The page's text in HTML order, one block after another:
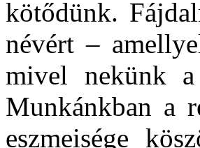
kötődünk.
névért –
mivel nekünk a
Munkánkban a
eszmeisége